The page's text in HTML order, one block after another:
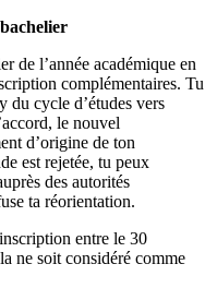
de l’année académique en
complémentaires. Tu
du cycle d’études vers
le nouvel
d’origine de ton
est rejetée, tu peux
des autorités
ta réorientation.
entre le 30
ne soit considéré comme